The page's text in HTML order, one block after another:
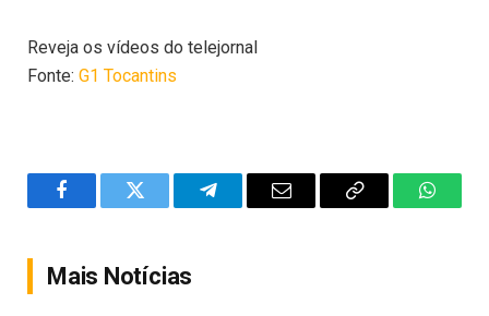
Reveja os vídeos do telejornal
Fonte: G1 Tocantins
FacebookTwitter TelegramEmail
Copy
Mais Notícias